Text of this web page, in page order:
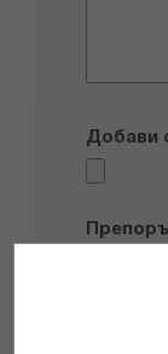
Добави
Общите